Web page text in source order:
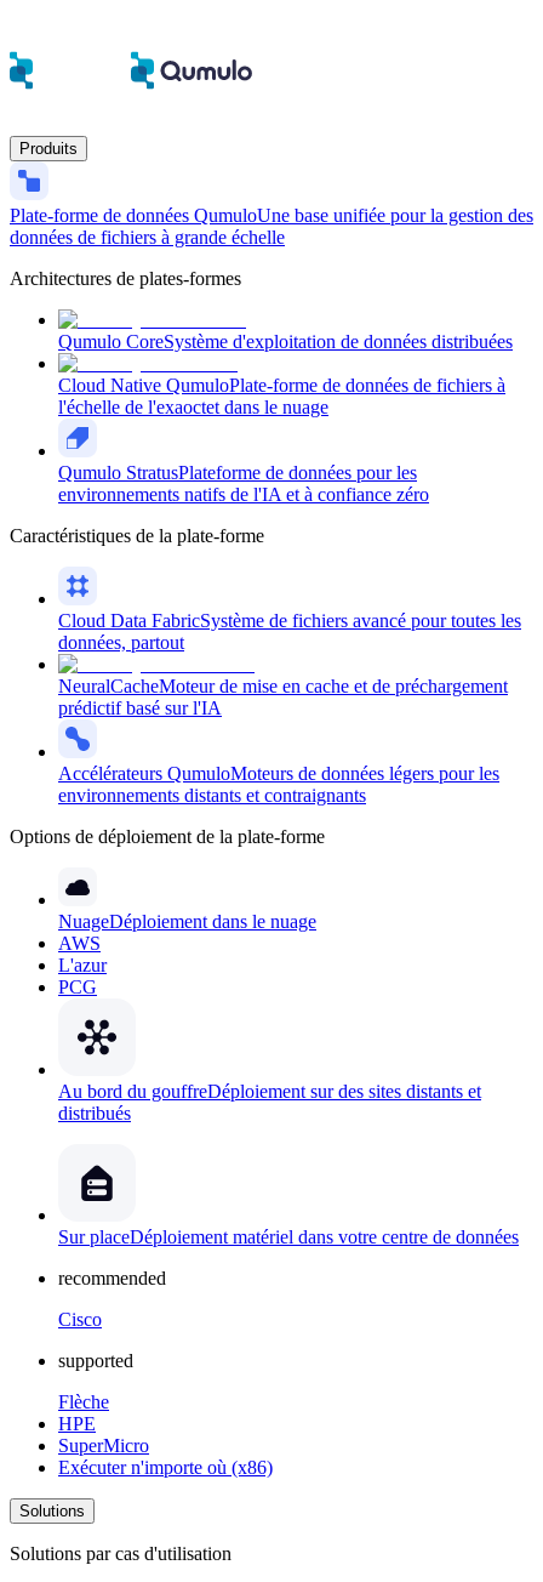
Produits
Plate-forme de données QumuloUne base unifiée pour la gestion des
données de fichiers à grande échelle
Architectures de plates-formes
Qumulo CoreSystème d'exploitation de données distribuées
Cloud Native QumuloPlate-forme de données de fichiers à
l'échelle de l'exaoctet dans le nuage
Qumulo StratusPlateforme de données pour les
environnements natifs de l'IA et à confiance zéro
Caractéristiques de la plate-forme
Cloud Data FabricSystème de fichiers avancé pour toutes les
données, partout
NeuralCacheMoteur de mise en cache et de préchargement
prédictif basé sur l'IA
Accélérateurs QumuloMoteurs de données légers pour les
environnements distants et contraignants
Options de déploiement de la plate-forme
NuageDéploiement dans le nuage
AWS
L'azur
PCG
Au bord du gouffreDéploiement sur des sites distants et
distribués
Sur placeDéploiement matériel dans votre centre de données
recommended
Cisco
supported
Flèche
HPE
SuperMicro
Exécuter n'importe où (x86)
Solutions
Solutions par cas d'utilisation